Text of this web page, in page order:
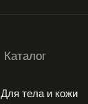
Каталог
Для тела и кожи